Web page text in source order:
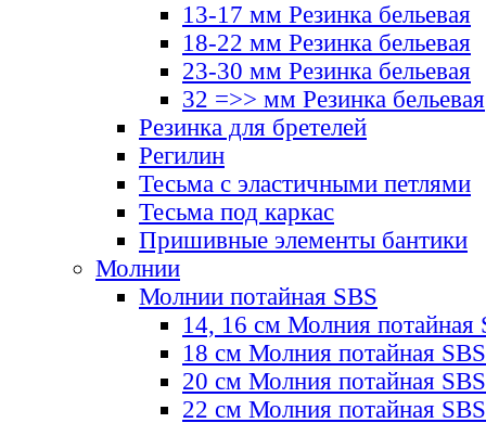
13-17 мм Резинка бельевая
18-22 мм Резинка бельевая
23-30 мм Резинка бельевая
32 =>> мм Резинка бельевая
Резинка для бретелей
Регилин
Тесьма с эластичными петлями
Тесьма под каркас
Пришивные элементы бантики
Молнии
Молнии потайная SBS
14, 16 см Молния потайная
18 см Молния потайная SBS
20 см Молния потайная SBS
22 см Молния потайная SBS